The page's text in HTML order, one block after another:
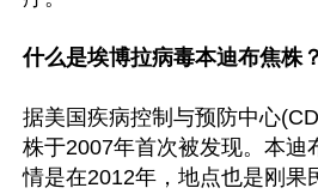
什么是埃博拉病毒本迪布焦株？
据美国疾病控制与预防中心
株于2007年首次被发现。本迪
情是在2012年，地点也是刚果